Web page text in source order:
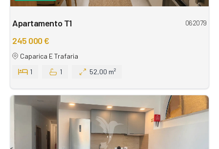
Apartamento T1 062079
245 000 €
Caparica E Trafaria
1
1 52,00 m²